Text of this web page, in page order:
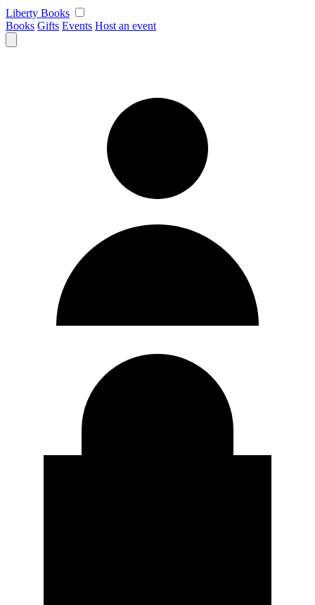
Skip
to
content
Liberty Books
Books Gifts Events Host an event